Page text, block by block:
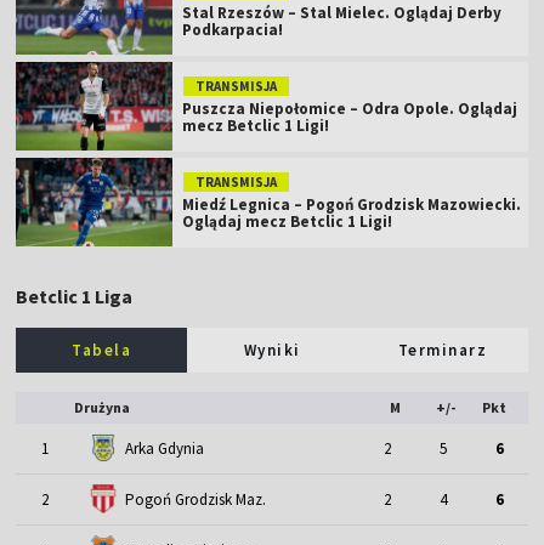
Stal Rzeszów – Stal Mielec. Oglądaj Derby
Podkarpacia!
TRANSMISJA
Puszcza Niepołomice – Odra Opole. Oglądaj
mecz Betclic 1 Ligi!
TRANSMISJA
Miedź Legnica – Pogoń Grodzisk Mazowiecki.
Oglądaj mecz Betclic 1 Ligi!
Betclic 1 Liga
Tabela Wyniki Terminarz
Drużyna M +/- Pkt
1 Arka Gdynia 2 5 6
2 Pogoń Grodzisk Maz. 2 4 6